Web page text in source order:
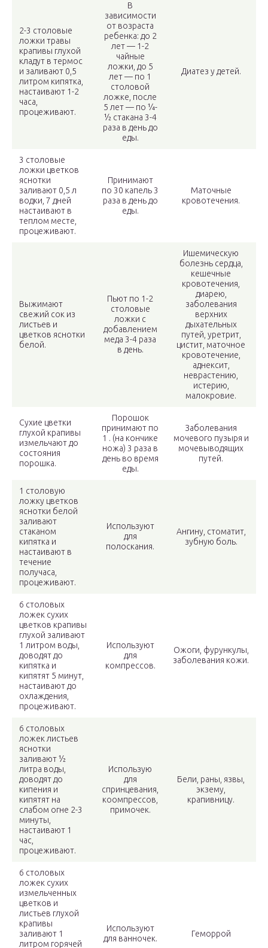
2-3 столовые
ложки травы
крапивы глухой
кладут в термос
и заливают 0,5
литром кипятка,
настаивают 1-2
часа,
процеживают.
В
зависимости
от возраста
ребенка: до 2
лет — 1-2
чайные
ложки, до 5
лет — по 1
столовой
ложке, после
5 лет — по ¼-
½ стакана 3-4
раза в день до
еды.
Диатез у детей.
3 столовые
ложки цветков
яснотки
заливают 0,5 л
водки, 7 дней
настаивают в
теплом месте,
процеживают.
Принимают
по 30 капель 3
раза в день до
еды.
Маточные
кровотечения.
Выжимают
свежий сок из
листьев и
цветков яснотки
белой.
Пьют по 1-2
столовые
ложки с
добавлением
меда 3-4 раза
в день.
Ишемическую
болезнь сердца,
кешечные
кровотечения,
диарею,
заболевания
верхних
дыхательных
путей, уретрит,
цистит, маточное
кровотечение,
аднексит,
неврастению,
истерию,
малокровие.
Сухие цветки
глухой крапивы
измельчают до
состояния
порошка.
Порошок
принимают по
1 . (на кончике
ножа) 3 раза в
день во время
еды.
Заболевания
мочевого пузыря и
мочевыводящих
путей.
1 столовую
ложку цветков
яснотки белой
заливают
стаканом
кипятка и
настаивают в
течение
получаса,
процеживают.
Используют
для
полоскания.
Ангину, стоматит,
зубную боль.
6 столовых
ложек сухих
цветков крапивы
глухой заливают
1 литром воды,
доводят до
кипятка и
кипятят 5 минут,
настаивают до
охлаждения,
процеживают.
Используют
для
компрессов.
Ожоги, фурункулы,
заболевания кожи.
6 столовых
ложек листьев
яснотки
заливают ½
литра воды,
доводят до
кипения и
кипятят на
слабом огне 2-3
минуты,
настаивают 1
час,
процеживают.
Использую
для
спринцевания,
коомпрессов,
примочек.
Бели, раны, язвы,
экзему,
крапивницу.
6 столовых
ложек сухих
измельченных
цветков и
листьев глухой
крапивы
заливают 1
литром горячей
Используют
для ванночек.
Геморрой